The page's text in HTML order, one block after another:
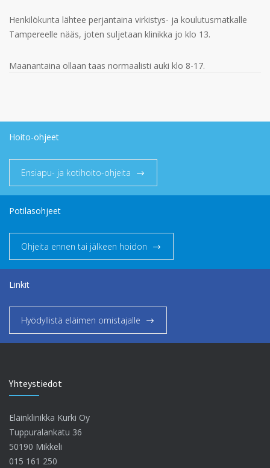
Henkilökunta lähtee perjantaina virkistys- ja koulutusmatkalle
Tampereelle nääs, joten suljetaan klinikka jo klo 13.
Maanantaina ollaan taas normaalisti auki klo 8-17.
Hoito-ohjeet
Ensiapu- ja kotihoito-ohjeita
Potilasohjeet
Ohjeita ennen tai jälkeen hoidon
Linkit
Hyödyllistä eläimen omistajalle
Yhteystiedot
Eläinklinikka Kurki Oy
Tuppuralankatu 36
50190 Mikkeli
015 161 250